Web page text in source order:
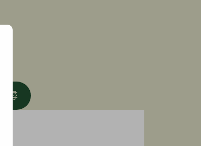
搜尋